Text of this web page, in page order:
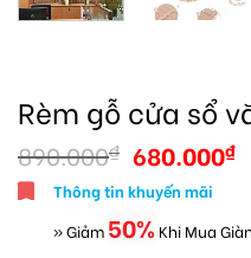
Rèm gỗ cửa sổ
890.000₫ 680.000₫
Thông tin khuyến mãi
» Giảm 50% Khi Mua